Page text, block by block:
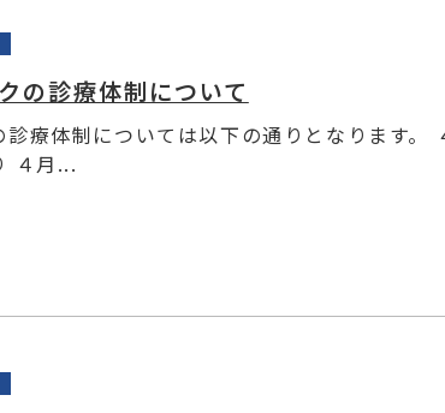
の診療体制について
療体制については以下の通りとなります。
月...